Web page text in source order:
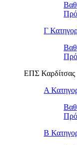
Γ
ΕΠΣ Καρδίτσας
Α
Β